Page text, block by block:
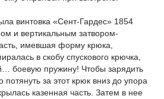
винтовка «Сент-Гардес» 1854
и вертикальным затвором-
имевшая форму крюка,
в скобу спускового крючка,
боевую пружину! Чтобы зарядить
потянуть за этот крюк вниз до упора
казенная часть. Затем в нее